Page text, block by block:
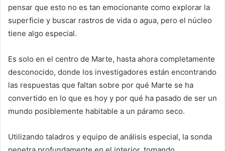
pensar que esto no es tan emocionante como explorar la
superficie y buscar rastros de vida o agua, pero el núcleo
tiene algo especial.
Es solo en el centro de Marte, hasta ahora completamente
desconocido, donde los investigadores están encontrando
las respuestas que faltan sobre por qué Marte se ha
convertido en lo que es hoy y por qué ha pasado de ser un
mundo posiblemente habitable a un páramo seco.
Utilizando taladros y equipo de análisis especial, la sonda